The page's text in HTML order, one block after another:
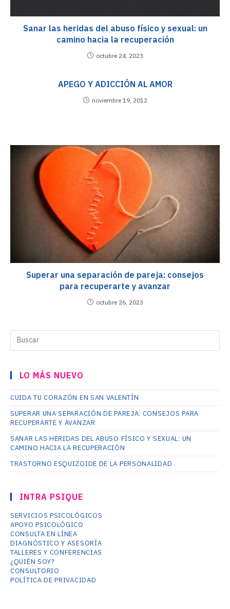
Sanar las heridas del abuso físico y sexual: un
camino hacia la recuperación
octubre 24, 2023
APEGO Y ADICCIÓN AL AMOR
noviembre 19, 2012
Superar una separación de pareja: consejos
para recuperarte y avanzar
octubre 26, 2023
LO MÁS NUEVO
CUIDA TU CORAZÓN EN SAN VALENTÍN
SUPERAR UNA SEPARACIÓN DE PAREJA: CONSEJOS PARA
RECUPERARTE Y AVANZAR
SANAR LAS HERIDAS DEL ABUSO FÍSICO Y SEXUAL: UN
CAMINO HACIA LA RECUPERACIÓN
TRASTORNO ESQUIZOIDE DE LA PERSONALIDAD
INTRA PSIQUE
SERVICIOS PSICOLÓGICOS
APOYO PSICOLÓGICO
CONSULTA EN LÍNEA
DIAGNÓSTICO Y ASESORÍA
TALLERES Y CONFERENCIAS
¿QUIÉN SOY?
CONSULTORIO
POLÍTICA DE PRIVACIDAD